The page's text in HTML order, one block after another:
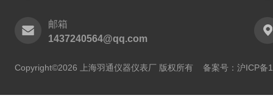
邮箱
1437240564@qq.com
Copyright©2026 上海羽通仪器仪表厂 版权所有 备案号：沪ICP备